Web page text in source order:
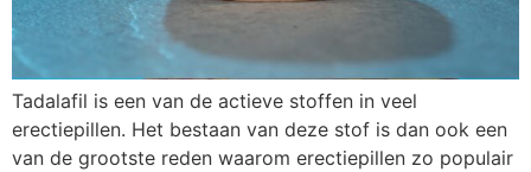
Tadalafil is een van de actieve stoffen in veel
erectiepillen. Het bestaan van deze stof is dan ook een
van de grootste reden waarom erectiepillen zo populair